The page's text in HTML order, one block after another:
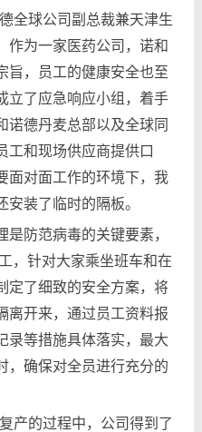
全球公司副总裁兼天津生
作为一家医药公司，诺和
旨，员工的健康安全也至
立了应急响应小组，着手
诺德丹麦总部以及全球同
工和现场供应商提供口
面对面工作的环境下，我
装了临时的隔板。
防范病毒的关键要素，
，针对大家乘坐班车和在
定了细致的安全方案，将
离开来，通过员工资料报
录等措施具体落实，最大
，确保对全员进行充分的
的过程中，公司得到了